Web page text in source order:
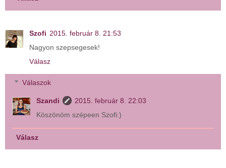
Szofi 2015. február 8. 21:53
Nagyon szepsegesek!
Válasz
Válaszok
Szandi
2015. február 8. 22:03
Köszönöm szépeen Szofi:)
Válasz